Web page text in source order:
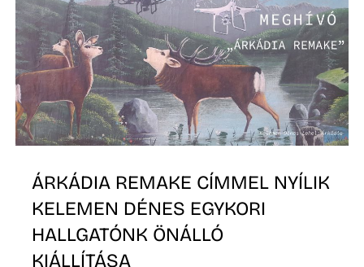
ÁRKÁDIA REMAKE CÍMMEL NYÍLIK
KELEMEN DÉNES EGYKORI
HALLGATÓNK ÖNÁLLÓ
KIÁLLÍTÁSA